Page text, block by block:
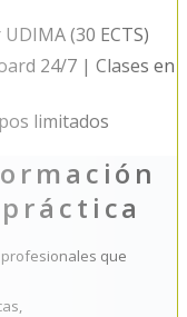
(30 ECTS)
24/7 | Clases en
limitados
que